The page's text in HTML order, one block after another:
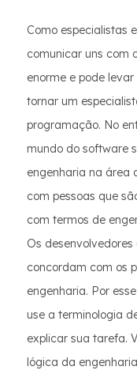
Como especialistas
comunicar uns com
enorme e pode
tornar um
programação. No
mundo do software
engenharia na área
com pessoas que
com termos de
Os
concordam com os
engenharia. Por
use a terminologia
explicar sua tarefa.
lógica da